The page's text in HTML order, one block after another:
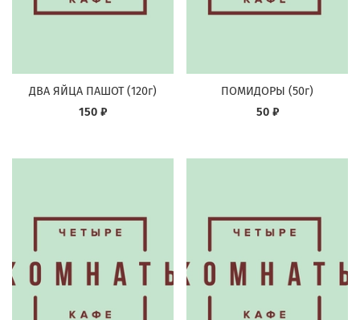
ДВА ЯЙЦА ПАШОТ (120г)
150 ₽
ПОМИДОРЫ (50г)
50 ₽